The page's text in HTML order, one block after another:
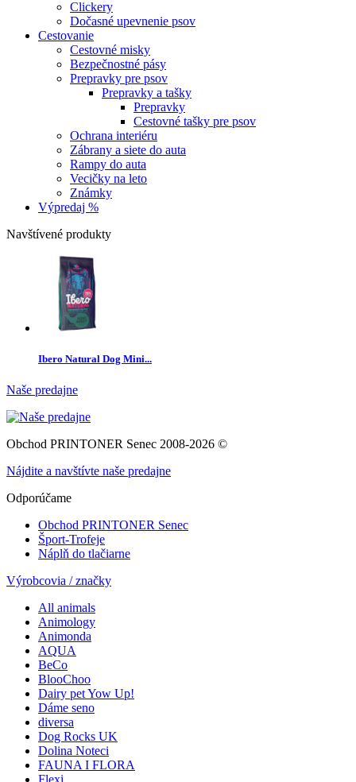
Clickery
Dočasné upevnenie psov
Cestovanie
Cestovné misky
Bezpečnostné pásy
Prepravky pre psov
Prepravky a tašky
Prepravky
Cestovné tašky pre psov
Ochrana interiéru
Zábrany a siete do auta
Rampy do auta
Vecičky na leto
Známky
Výpredaj %
Navštívené produkty
Ibero Natural Dog Mini...
Naše predajne
Obchod PRINTONER Senec 2008-2026 ©
Nájdite a navštívte naše predajne
Odporúčame
Obchod PRINTONER Senec
Šport-Trofeje
Náplň do tlačiarne
Výrobcovia / značky
All animals
Animology
Animonda
AQUA
BeCo
BlooChoo
Dairy pet Yow Up!
Dáme seno
diversa
Dog Rocks UK
Dolina Noteci
FAUNA I FLORA